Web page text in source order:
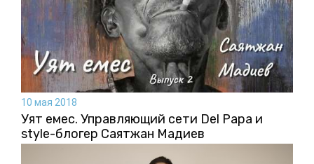
10 мая 2018
Уят емес. Управляющий сети Del Papa и
style-блогер Саятжан Мадиев